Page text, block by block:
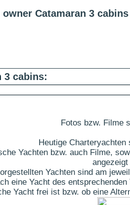
Catamaran 3 cabins
3 cabins:
Fotos bzw. Filme
Heutige Charteryachten
Yachten bzw. auch Filme,
Yachten sind am
eine Yacht des
Yacht frei ist bzw. ob eine